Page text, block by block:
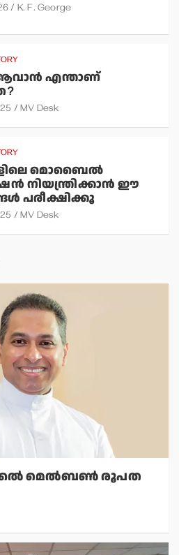
K. F. George
എന്താണ്
MV Desk
മൊബൈല്‍
നിയന്ത്രിക്കാന്‍ ഈ
പരീക്ഷിക്കൂ
MV Desk
മെല്‍ബണ്‍ രൂപത